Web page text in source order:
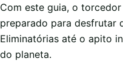
Com este guia, o
preparado para desfrutar
Eliminatórias até o apito
do planeta.